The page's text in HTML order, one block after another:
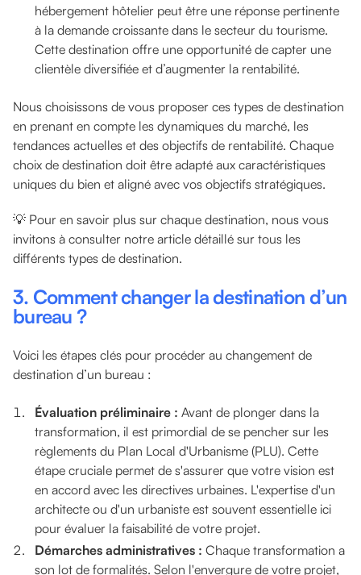
hébergement hôtelier peut être une réponse pertinente
à la demande croissante dans le secteur du tourisme.
Cette destination offre une opportunité de capter une
clientèle diversifiée et d’augmenter la rentabilité.
Nous choisissons de vous proposer ces types de destination
en prenant en compte les dynamiques du marché, les
tendances actuelles et des objectifs de rentabilité. Chaque
choix de destination doit être adapté aux caractéristiques
uniques du bien et aligné avec vos objectifs stratégiques.
💡 Pour en savoir plus sur chaque destination, nous vous
invitons à consulter notre article détaillé sur tous les
différents types de destination.
3. Comment changer la destination d’un
bureau ?
Voici les étapes clés pour procéder au changement de
destination d’un bureau :
Évaluation préliminaire : Avant de plonger dans la
transformation, il est primordial de se pencher sur les
règlements du Plan Local d'Urbanisme (PLU). Cette
étape cruciale permet de s'assurer que votre vision est
en accord avec les directives urbaines. L'expertise d'un
architecte ou d'un urbaniste est souvent essentielle ici
pour évaluer la faisabilité de votre projet.
Démarches administratives : Chaque transformation a
son lot de formalités. Selon l'envergure de votre projet,